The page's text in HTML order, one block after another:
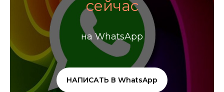
сейчас
на WhatsApp
НАПИСАТЬ В WhatsApp